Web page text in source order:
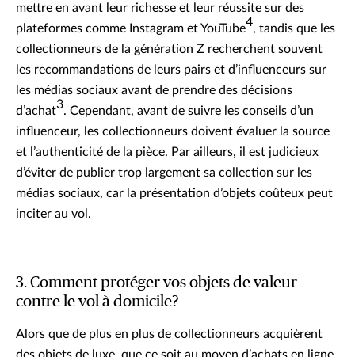
mettre en avant leur richesse et leur réussite sur des
plateformes comme Instagram et YouTube4, tandis que les
collectionneurs de la génération Z recherchent souvent
les recommandations de leurs pairs et d’influenceurs sur
les médias sociaux avant de prendre des décisions
d’achat3. Cependant, avant de suivre les conseils d’un
influenceur, les collectionneurs doivent évaluer la source
et l’authenticité de la pièce. Par ailleurs, il est judicieux
d’éviter de publier trop largement sa collection sur les
médias sociaux, car la présentation d’objets coûteux peut
inciter au vol.
3. Comment protéger vos objets de valeur
contre le vol à domicile?
Alors que de plus en plus de collectionneurs acquièrent
des objets de luxe, que ce soit au moyen d’achats en ligne